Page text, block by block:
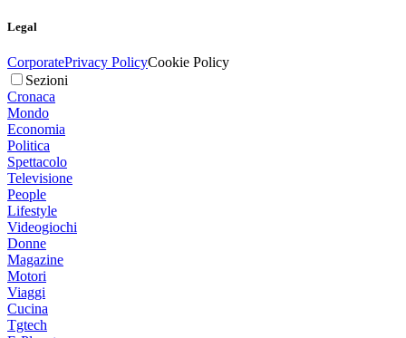
Legal
CorporatePrivacy PolicyCookie Policy
Sezioni
Cronaca
Mondo
Economia
Politica
Spettacolo
Televisione
People
Lifestyle
Videogiochi
Donne
Magazine
Motori
Viaggi
Cucina
Tgtech